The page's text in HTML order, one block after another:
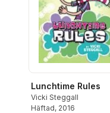
Lunchtime Rules
Vicki Steggall
Häftad, 2016